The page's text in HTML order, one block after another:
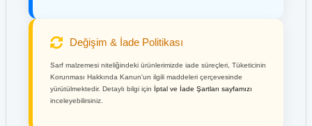
Değişim & İade Politikası
Sarf malzemesi niteliğindeki ürünlerimizde iade süreçleri, Tüketicinin
Korunması Hakkında Kanun'un ilgili maddeleri çerçevesinde
yürütülmektedir. Detaylı bilgi için İptal ve İade Şartları sayfamızı
inceleyebilirsiniz.